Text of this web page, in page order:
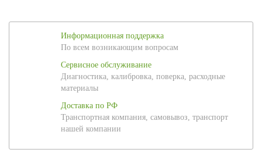
Информационная поддержка
По всем возникающим вопросам
Сервисное обслуживание
Диагностика, калибровка, поверка, расходные
материалы
Доставка по РФ
Транспортная компания, самовывоз, транспорт
нашей компании